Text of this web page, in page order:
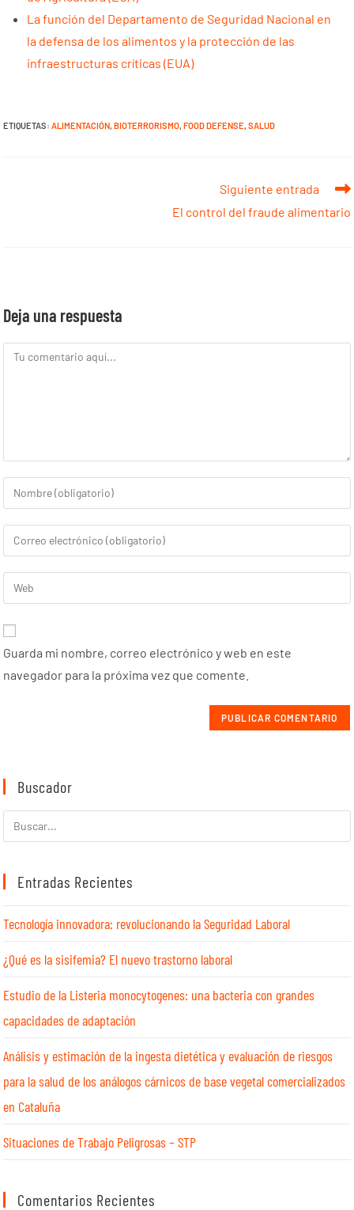
La función del Departamento de Seguridad Nacional en
la defensa de los alimentos y la protección de las
infraestructuras críticas (EUA)
ETIQUETAS:ALIMENTACIÓN, BIOTERRORISMO, FOOD DEFENSE, SALUD
Siguiente entrada
El control del fraude alimentario
Deja una respuesta
Guarda mi nombre, correo electrónico y web en este
navegador para la próxima vez que comente.
Buscador
Entradas Recientes
Tecnología innovadora: revolucionando la Seguridad Laboral
¿Qué es la sisifemia? El nuevo trastorno laboral
Estudio de la Listeria monocytogenes: una bacteria con grandes
capacidades de adaptación
Análisis y estimación de la ingesta dietética y evaluación de riesgos
para la salud de los análogos cárnicos de base vegetal comercializados
en Cataluña
Situaciones de Trabajo Peligrosas – STP
Comentarios Recientes